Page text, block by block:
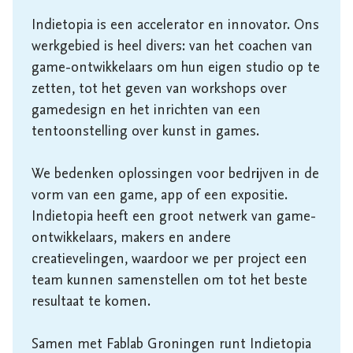
Indietopia is een accelerator en innovator. Ons
werkgebied is heel divers: van het coachen van
game-ontwikkelaars om hun eigen studio op te
zetten, tot het geven van workshops over
gamedesign en het inrichten van een
tentoonstelling over kunst in games.
We bedenken oplossingen voor bedrijven in de
vorm van een game, app of een expositie.
Indietopia heeft een groot netwerk van game-
ontwikkelaars, makers en andere
creatievelingen, waardoor we per project een
team kunnen samenstellen om tot het beste
resultaat te komen.
Samen met Fablab Groningen runt Indietopia